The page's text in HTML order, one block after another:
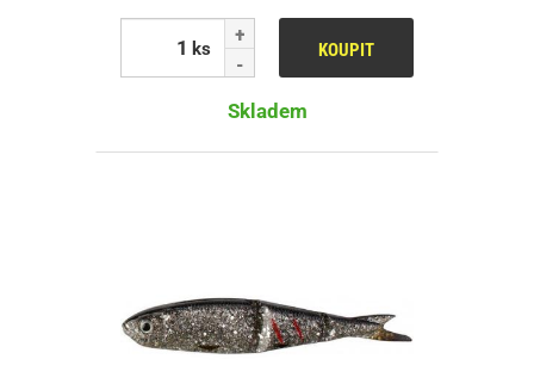
ks KOUPIT
Skladem